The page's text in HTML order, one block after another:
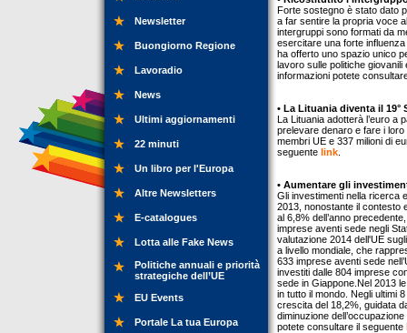
Newsletter
Buongiorno Regione
Lavoradio
News
Ultimi aggiornamenti
22 minuti
Un libro per l'Europa
Altre Newsletters
E-catalogues
Lotta alle Fake News
Politiche annuali e priorità
strategiche dell’UE
EU Events
Portale La tua Europa
Forte sostegno è stato dato
a far sentire la propria voce
intergruppi sono formati da
esercitare una forte influenza
ha offerto uno spazio unico
lavoro sulle politiche
informazioni potete
• La Lituania diventa il 19°
La Lituania adotterà l’euro a
prelevare denaro e fare i loro
membri UE e 337 milioni di
seguente link
• Aumentare gli
Gli investimenti nella ricerca
2013, nonostante il contesto
al 6,8% dell’anno
imprese aventi sede negli
valutazione 2014 dell'UE
a livello mondiale, che
633 imprese aventi sede
investiti dalle 804 imprese
sede in Giappone.Nel 2013
in tutto il mondo. Negli ultimi
crescita del 18,2%, guidata
diminuzione
potete consultare il seguente